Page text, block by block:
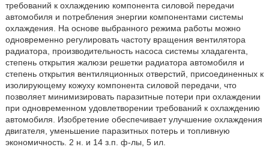
требований к охлаждению компонента силовой передачи
автомобиля и потребления энергии компонентами системы
охлаждения. На основе выбранного режима работы можно
одновременно регулировать частоту вращения вентилятора
радиатора, производительность насоса системы хладагента,
степень открытия жалюзи решетки радиатора автомобиля и
степень открытия вентиляционных отверстий, присоединенных к
изолирующему кожуху компонента силовой передачи, что
позволяет минимизировать паразитные потери при охлаждении
при одновременном удовлетворении требований к охлаждению
автомобиля. Изобретение обеспечивает улучшение охлаждения
двигателя, уменьшение паразитных потерь и топливную
экономичность. 2 н. и 14 з.п. ф-лы, 5 ил.